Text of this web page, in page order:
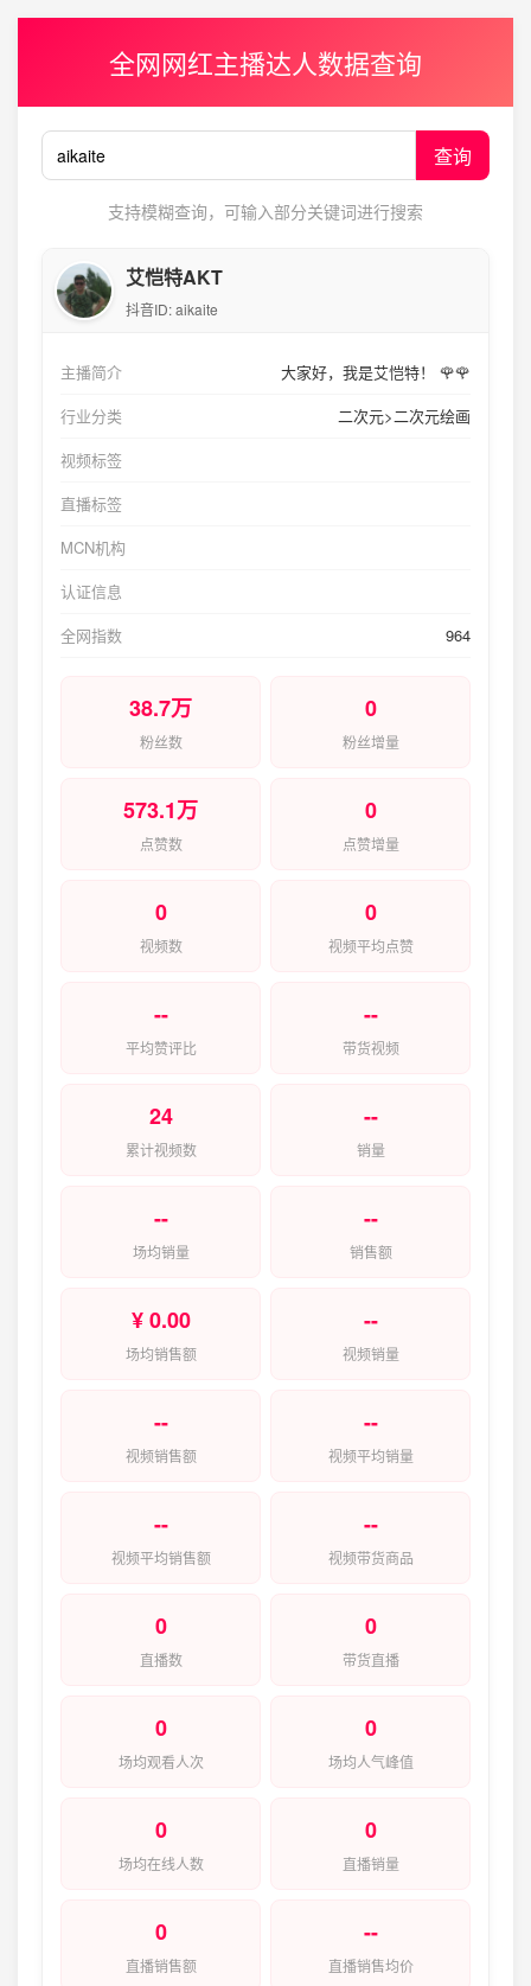
全网网红主播达人数据查询
查询
支持模糊查询，可输入部分关键词进行搜索
艾恺特AKT
抖音ID:aikaite
主播简介
大家好，我是艾恺特！ 🌹🌹
行业分类
二次元>二次元绘画
视频标签
直播标签
MCN机构
认证信息
全网指数
964
38.7万
粉丝数
0
粉丝增量
573.1万
点赞数
0
点赞增量
0
视频数
0
视频平均点赞
--
平均赞评比
--
带货视频
24
累计视频数
--
销量
--
场均销量
--
销售额
¥ 0.00
场均销售额
--
视频销量
--
视频销售额
--
视频平均销量
--
视频平均销售额
--
视频带货商品
0
直播数
0
带货直播
0
场均观看人次
0
场均人气峰值
0
场均在线人数
0
直播销量
0
直播销售额
--
直播销售均价